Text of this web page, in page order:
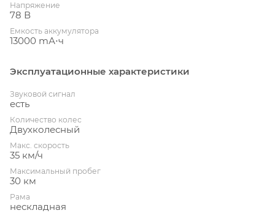
Напряжение
78 В
Емкость аккумулятора
13000 mА⋅ч
Эксплуатационные характеристики
Звуковой сигнал
есть
Количество колес
Двухколесный
Макс. скорость
35 км/ч
Максимальный пробег
30 км
Рама
нескладная